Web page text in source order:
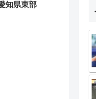
知県東部